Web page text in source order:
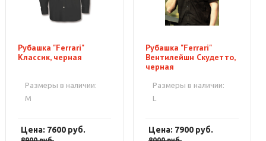
Рубашка "Ferrari"
Классик, черная
Размеры в наличии:
M
Цена: 7600 руб.
Рубашка "Ferrari"
Вентилейшн Скудетто,
черная
Размеры в наличии:
L
Цена: 7900 руб.